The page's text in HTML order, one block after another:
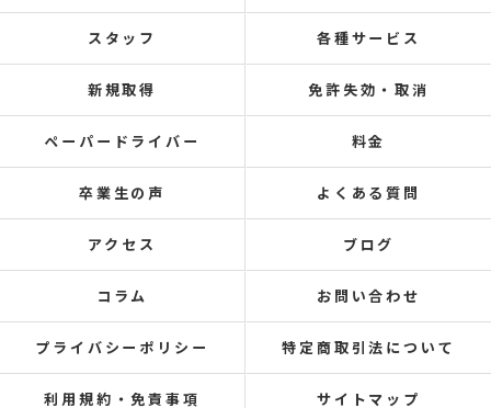
スタッフ 各種サービス
新規取得 免許失効・取消
ペーパードライバー 料金
卒業生の声 よくある質問
アクセス ブログ
コラム お問い合わせ
プライバシーポリシー 特定商取引法について
利用規約・免責事項 サイトマップ